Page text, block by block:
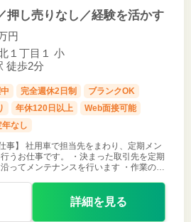
押し売りなし／経験を活かす
円
１丁目１ 小
徒歩2分
完全週休2日制
ブランクOK
年休120日以上
Web面接可能
年なし
事】 社用車で担当先をまわり、定期メン
うお仕事です。 ・決まった取引先を定期
ってメンテナンスを行います ・作業のつ
詳細を見る